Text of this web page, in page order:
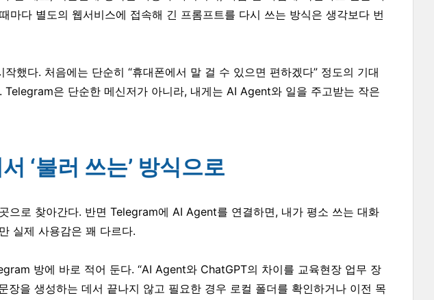
마다 별도의 웹서비스에 접속해 긴 프롬프트를 다시 쓰는 방식은 생각보다 번
했다. 처음에는 단순히 “휴대폰에서 말 걸 수 있으면 편하겠다” 정도의 기대
은 단순한 메신저가 아니라, 내게는 AI Agent와 일을 주고받는 작은
‘불러 쓰는’ 방식으로
으로 찾아간다. 반면 Telegram에 AI Agent를 연결하면, 내가 평소 쓰는 대화
실제 사용감은 꽤 다르다.
방에 바로 적어 둔다. “AI Agent와 ChatGPT의 차이를 교육현장 업무 장
장을 생성하는 데서 끝나지 않고 필요한 경우 로컬 폴더를 확인하거나 이전 목